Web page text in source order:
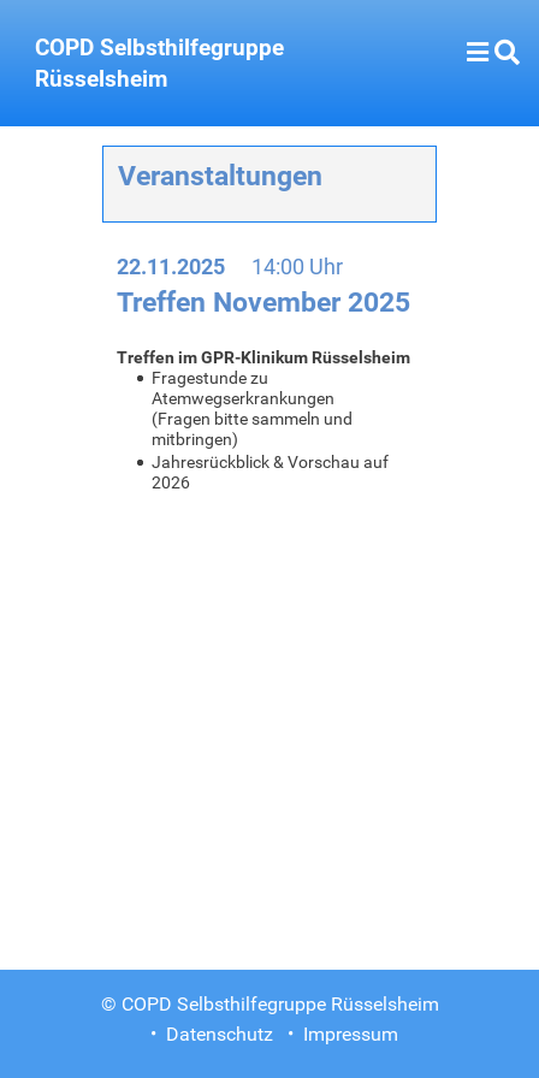
COPD Selbsthilfegruppe
Rüsselsheim
Veranstaltungen
22.11.2025 14:00 Uhr
Treffen November 2025
Treffen im GPR-Klinikum Rüsselsheim
Fragestunde zu
Atemwegserkrankungen
(Fragen bitte sammeln und
mitbringen)
Jahresrückblick & Vorschau auf
2026
© COPD Selbsthilfegruppe Rüsselsheim
Datenschutz
Impressum